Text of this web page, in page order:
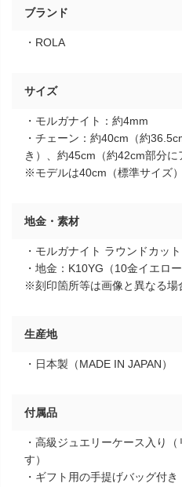
ブランド
・ROLA
サイズ
・モルガナイト：約4mm
・チェーン：約40cm（約
き）、約45cm（約42cm部分に
※モデルは40cm（標準サイズ
地金・素材
・モルガナイト ラウンドカット
・地金：K10YG（10金イエロー
※刻印箇所等は画像と異なる場
生産地
・日本製（MADE IN JAPAN）
付属品
・高級ジュエリーケース入り
す）
・ギフト用の手提げバッグ付き